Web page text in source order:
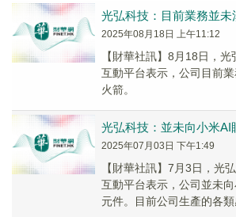
光弘科技：目前業務並
2025年08月18日 上午11:12
【財華社訊】8月18日，
互動平台表示，公司目前
火箭。
光弘科技：並未向小米AI
2025年07月03日 下午1:49
【財華社訊】7月3日，光
互動平台表示，公司並未
元件。目前公司生產的各類